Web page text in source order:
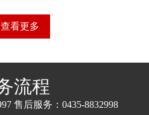
权在此建镇设府，明末辉发部
看更多
流程
售后服务：0435-8832998